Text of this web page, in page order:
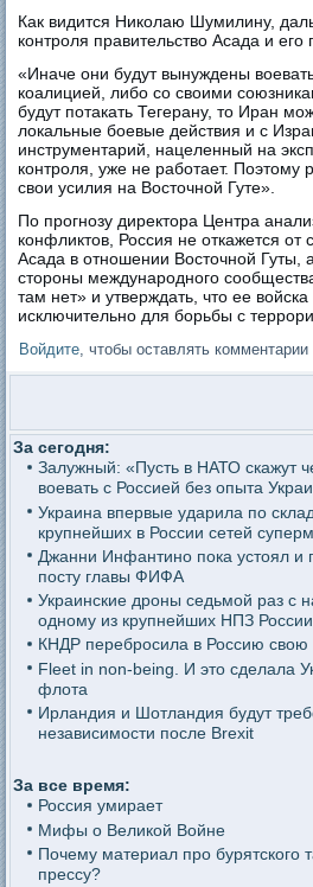
Как видится Николаю Шумилину,
контроля правительство Асада и
«Иначе они будут вынуждены
коалицией, либо со своими
будут потакать Тегерану, то Иран
локальные боевые действия и с
инструментарий, нацеленный на
контроля, уже не работает. Поэтому
свои усилия на Восточной Гуте».
По прогнозу директора Центра
конфликтов, Россия не откажется от
Асада в отношении Восточной Гуты,
стороны международного
там нет» и утверждать, что ее
исключительно для борьбы с
Войдите, чтобы оставлять комментарии
За сегодня:
Залужный: «Пусть в НАТО скажут
воевать с Россией без опыта
Украина впервые ударила по
крупнейших в России сетей
Джанни Инфантино пока устоял и
посту главы ФИФА
Украинские дроны седьмой раз с
одному из крупнейших НПЗ России
КНДР перебросила в Россию свою
Fleet in non-being. И это сделала
флота
Ирландия и Шотландия будут
независимости после Brexit
За все время:
Россия умирает
Мифы о Великой Войне
Почему материал про бурятского
прессу?